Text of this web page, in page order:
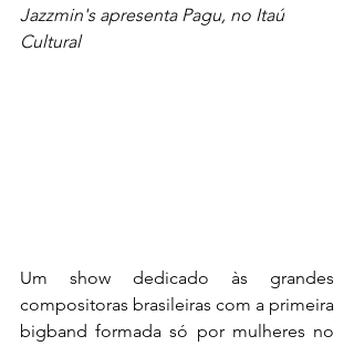
Jazzmin's apresenta Pagu, no Itaú
Cultural
Um show dedicado às grandes
compositoras brasileiras com a primeira
bigband formada só por mulheres no